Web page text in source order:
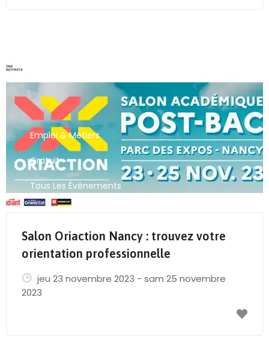
Emploi & Métiers
Gratuit
Tous Les Évènements
Salon Oriaction Nancy : trouvez votre
orientation professionnelle
jeu 23 novembre 2023 - sam 25 novembre
2023